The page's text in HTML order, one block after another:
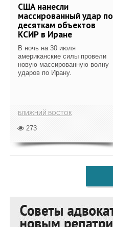
США нанесли
массированный удар по
десяткам объектов
КСИР в Иране
В ночь на 30 июля
американские силы провели
новую массированную волну
ударов по Ирану.
БЛИЖНИЙ ВОСТОК
273